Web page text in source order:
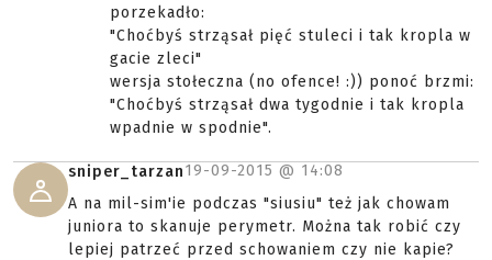
porzekadło:
"Choćbyś strząsał pięć stuleci i tak kropla w
gacie zleci"
wersja stołeczna (no ofence! :)) ponoć brzmi:
"Choćbyś strząsał dwa tygodnie i tak kropla
wpadnie w spodnie".
sniper_tarzan19-09-2015 @ 14:08
A na mil-sim'ie podczas "siusiu" też jak chowam
juniora to skanuje perymetr. Można tak robić czy
lepiej patrzeć przed schowaniem czy nie kapie?